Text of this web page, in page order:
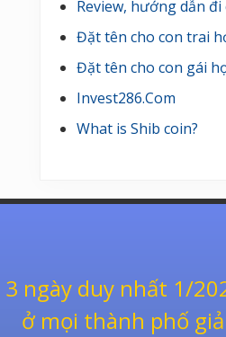
Review, hướng dẫn
Đặt tên cho con trai
Đặt tên cho con gái
Invest286.Com
What is Shib coin?
Footer
Đổi âm dương lịch
Xem bói bài
3 ngày duy nhất 1/
ở mọi thành phố